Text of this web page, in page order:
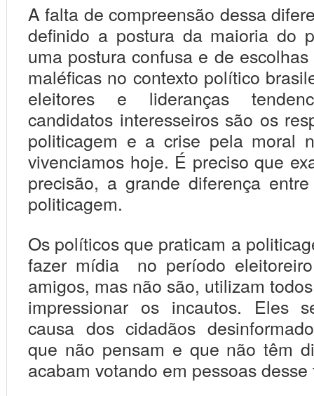
A falta de compreensão dessa
definido a postura da maioria do
uma postura confusa e de
maléficas no contexto político
eleitores e lideranças
candidatos interesseiros são os
politicagem e a crise pela moral
vivenciamos hoje. É preciso que
precisão, a grande diferença
politicagem.
Os políticos que praticam a
fazer mídia no período
amigos, mas não são, utilizam
impressionar os incautos. Eles
causa dos cidadãos
que não pensam e que não têm
acabam votando em pessoas